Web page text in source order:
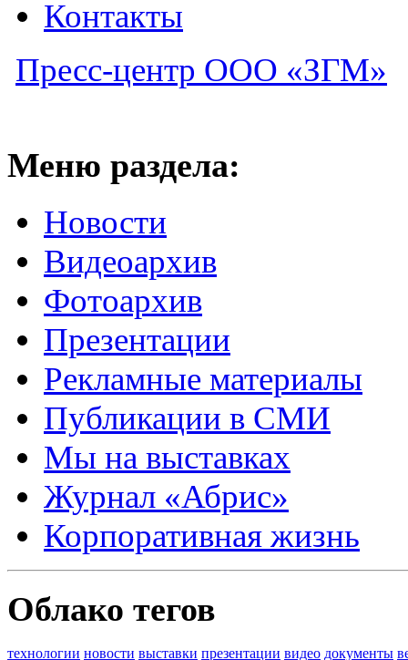
Контакты
Пресс-центр ООО «ЗГМ»
Меню раздела:
Новости
Видеоархив
Фотоархив
Презентации
Рекламные материалы
Публикации в СМИ
Мы на выставках
Журнал «Абрис»
Корпоративная жизнь
Облако тегов
технологии новости выставки презентации видео документы